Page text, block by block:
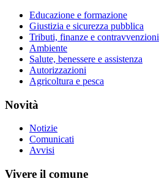
Educazione e formazione
Giustizia e sicurezza pubblica
Tributi, finanze e contravvenzioni
Ambiente
Salute, benessere e assistenza
Autorizzazioni
Agricoltura e pesca
Novità
Notizie
Comunicati
Avvisi
Vivere il comune